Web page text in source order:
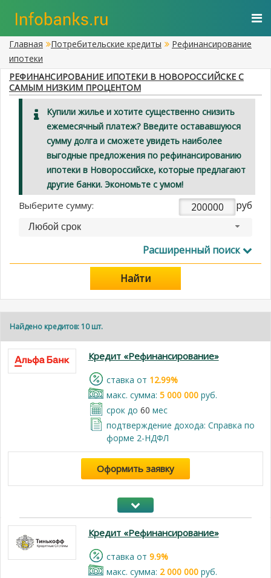
Главная Потребительские кредиты
Рефинансирование
ипотеки
РЕФИНАНСИРОВАНИЕ ИПОТЕКИ В НОВОРОССИЙСКЕ С
САМЫМ НИЗКИМ ПРОЦЕНТОМ
Купили жилье и хотите существенно снизить
ежемесячный платеж? Введите остававшуюся
сумму долга и сможете увидеть наиболее
выгодные предложения по рефинансированию
ипотеки в Новороссийске, которые предлагают
другие банки. Экономьте с умом!
Выберите сумму: руб
Любой срок
Расширенный поиск
Найти
Найдено кредитов: 10 шт.
Кредит «Рефинансирование»
cтавка от 12.99%
макс. сумма: 5 000 000руб.
срок до 60 мес
подтверждение дохода: Справка по
форме 2-НДФЛ
Оформить заявку
Кредит «Рефинансирование»
cтавка от 9.9%
макс. сумма: 2 000 000руб.